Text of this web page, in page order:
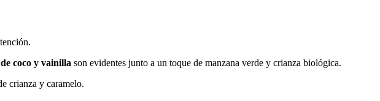
coco y vainilla son evidentes junto a un toque de manzana verde y crianza biológica.
crianza y caramelo.